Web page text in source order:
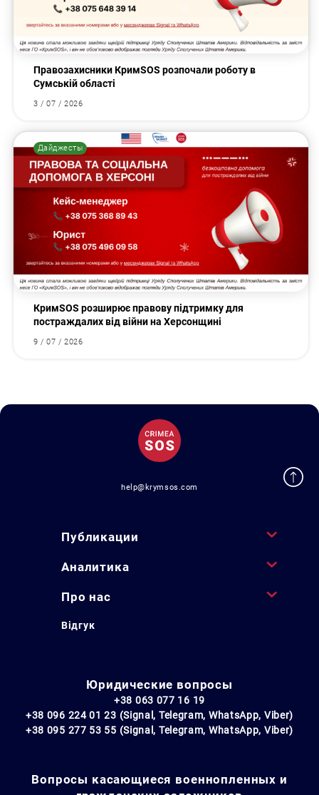
Правозахисники КримSOS розпочали роботу в
Сумській області
3 / 07 / 2026
Дайджесты
КримSOS розширює правову підтримку для
постраждалих від війни на Херсонщині
9 / 07 / 2026
help@krymsos.com
Публикации
Аналитика
Про нас
Відгук
Юридические вопросы
+38 063 077 16 19
+38 096 224 01 23 (Signal, Telegram, WhatsApp, Viber)
+38 095 277 53 55 (Signal, Telegram, WhatsApp, Viber)
Вопросы касающиеся военнопленных и